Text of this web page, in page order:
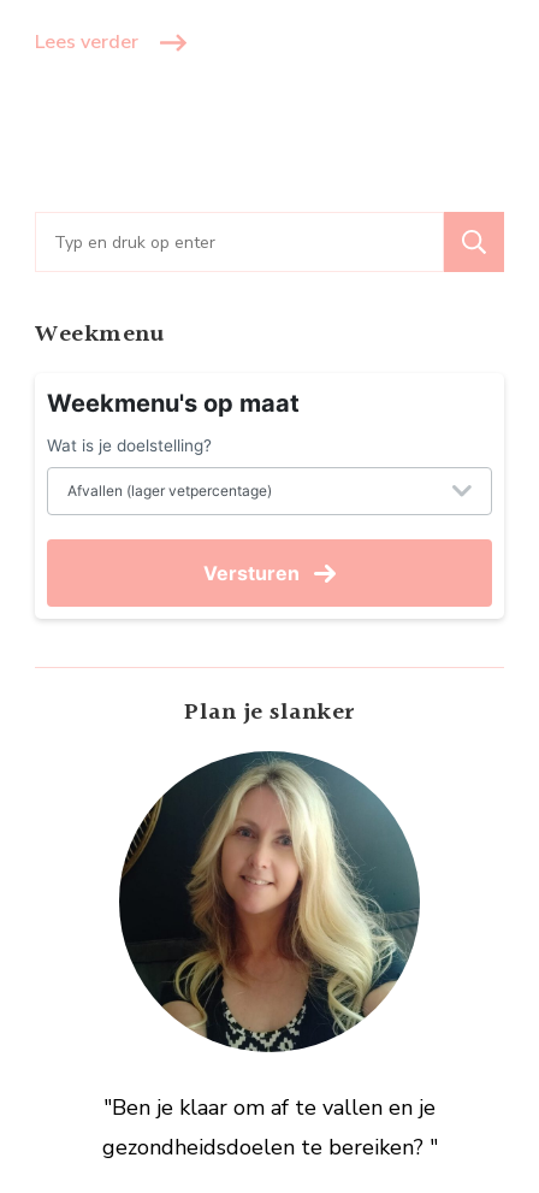
Lees verder
Zoeken
naar:
Weekmenu
Weekmenu's op maat
Wat is je doelstelling?
Versturen
Plan je slanker
"Ben je klaar om af te vallen en je
gezondheidsdoelen te bereiken? "